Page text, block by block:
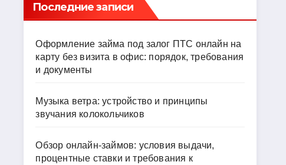
Последние записи
Оформление займа под залог ПТС онлайн на
карту без визита в офис: порядок, требования
и документы
Музыка ветра: устройство и принципы
звучания колокольчиков
Обзор онлайн-займов: условия выдачи,
процентные ставки и требования к